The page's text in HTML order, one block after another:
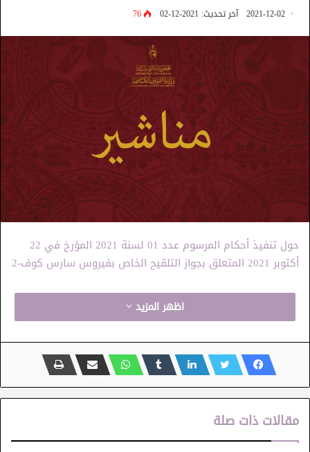
2021-12-02 آخر تحديث: 2021-12-02 76
حول تنفيذ أحكام المرسوم عدد 01 لسنة 2021 المؤرخ في 22
أكتوبر 2021 المتعلق بجواز التلقيح الخاص بفيروس سارس كوف-2
اظهر المزيد
مقالات ذات صلة